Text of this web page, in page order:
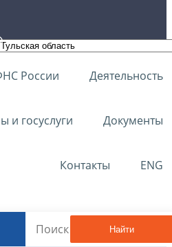
России Деятельность
и госуслуги Документы
Контакты ENG
Найти